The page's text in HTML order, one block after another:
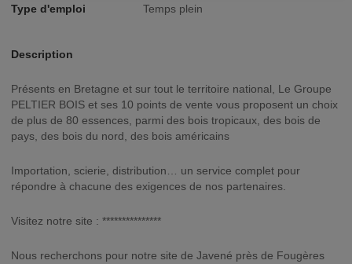
Type d'emploi Temps plein
Description
Présents en Bretagne et sur tout le territoire national, Le Groupe
PELTIER BOIS et ses 10 points de vente vous proposent un choix
de plus de 80 essences, parmi des bois tropicaux, des bois de
pays, des bois du nord, des bois américains
Importation, scierie, distribution… un service complet pour
répondre à chacune des exigences de nos partenaires.
Visitez notre site : ***************
Nous recherchons pour notre site de Javené près de Fougères